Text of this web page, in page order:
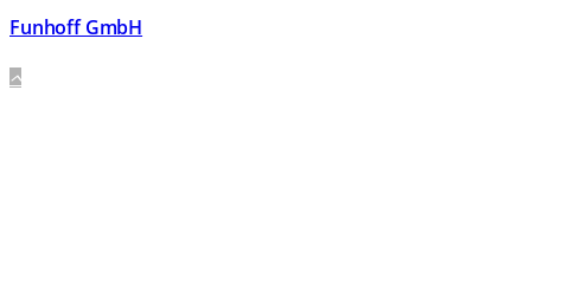
Funhoff GmbH